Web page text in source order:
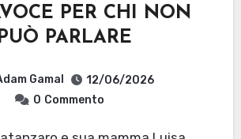
PER CHI NON
PARLARE
Gamal
12/06/2026
0 Commento